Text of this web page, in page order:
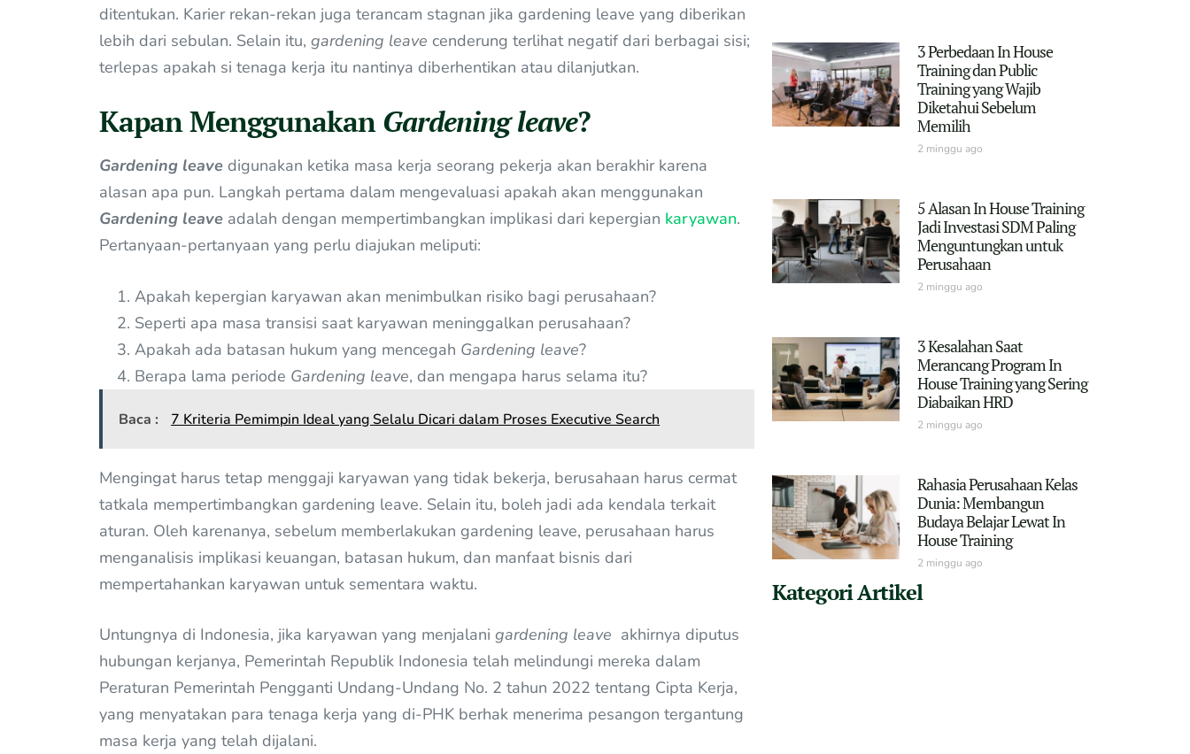
ditentukan. Karier rekan-rekan juga terancam stagnan jika gardening leave yang diberikan
lebih dari sebulan. Selain itu, gardening leave cenderung terlihat negatif dari berbagai sisi;
terlepas apakah si tenaga kerja itu nantinya diberhentikan atau dilanjutkan.
Kapan Menggunakan Gardening leave?
Gardening leave digunakan ketika masa kerja seorang pekerja akan berakhir karena
alasan apa pun. Langkah pertama dalam mengevaluasi apakah akan menggunakan
Gardening leave adalah dengan mempertimbangkan implikasi dari kepergian karyawan.
Pertanyaan-pertanyaan yang perlu diajukan meliputi:
Apakah kepergian karyawan akan menimbulkan risiko bagi perusahaan?
Seperti apa masa transisi saat karyawan meninggalkan perusahaan?
Apakah ada batasan hukum yang mencegah Gardening leave?
Berapa lama periode Gardening leave, dan mengapa harus selama itu?
Baca : 7 Kriteria Pemimpin Ideal yang Selalu Dicari dalam Proses Executive Search
Mengingat harus tetap menggaji karyawan yang tidak bekerja, berusahaan harus cermat
tatkala mempertimbangkan gardening leave. Selain itu, boleh jadi ada kendala terkait
aturan. Oleh karenanya, sebelum memberlakukan gardening leave, perusahaan harus
menganalisis implikasi keuangan, batasan hukum, dan manfaat bisnis dari
mempertahankan karyawan untuk sementara waktu.
Untungnya di Indonesia, jika karyawan yang menjalani gardening leave akhirnya diputus
hubungan kerjanya, Pemerintah Republik Indonesia telah melindungi mereka dalam
Peraturan Pemerintah Pengganti Undang-Undang No. 2 tahun 2022 tentang Cipta Kerja,
yang menyatakan para tenaga kerja yang di-PHK berhak menerima pesangon tergantung
masa kerja yang telah dijalani.
3 Perbedaan In House
Training dan Public
Training yang Wajib
Diketahui Sebelum
Memilih
2 minggu ago
5 Alasan In House Training
Jadi Investasi SDM Paling
Menguntungkan untuk
Perusahaan
2 minggu ago
3 Kesalahan Saat
Merancang Program In
House Training yang Sering
Diabaikan HRD
2 minggu ago
Rahasia Perusahaan Kelas
Dunia: Membangun
Budaya Belajar Lewat In
House Training
2 minggu ago
Kategori Artikel